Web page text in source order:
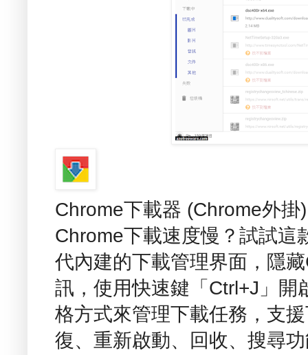
Chrome下載器 (Chrome外
Chrome下載速度慢？試試這
代內建的下載管理界面，隱
訊，使用快速鍵「Ctrl+J」
格方式來管理下載任務，支
復、重新啟動、回收、搜尋